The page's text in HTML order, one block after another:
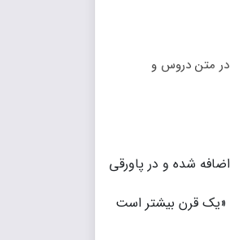
در متن دروس و
شده و در پاورقی
«یک قرن بیشتر است